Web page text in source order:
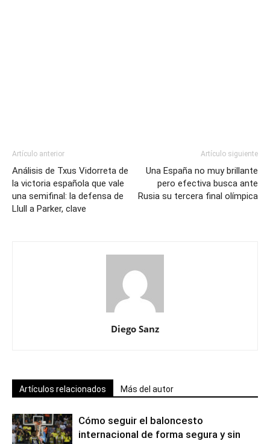
Artículo anterior
Análisis de Txus Vidorreta de
la victoria española que vale
una semifinal: la defensa de
Llull a Parker, clave
Artículo siguiente
Una España no muy brillante
pero efectiva busca ante
Rusia su tercera final olímpica
Diego Sanz
Artículos relacionados Más del autor
Cómo seguir el baloncesto
internacional de forma segura y sin